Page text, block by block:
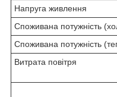
Напруга живлення
Споживана потужність
Споживана потужність
Витрата повітря